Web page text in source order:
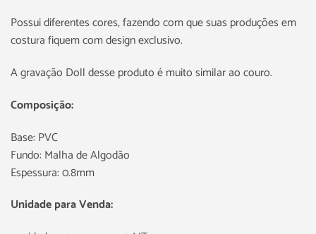
Possui diferentes cores, fazendo com que suas produções em
costura fiquem com design exclusivo.
A gravação Doll desse produto é muito similar ao couro.
Composição:
Base: PVC
Fundo: Malha de Algodão
Espessura: 0.8mm
Unidade para Venda: